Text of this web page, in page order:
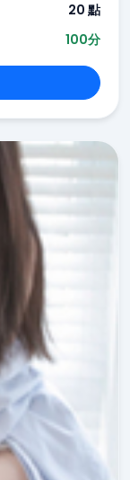
20 點
100分